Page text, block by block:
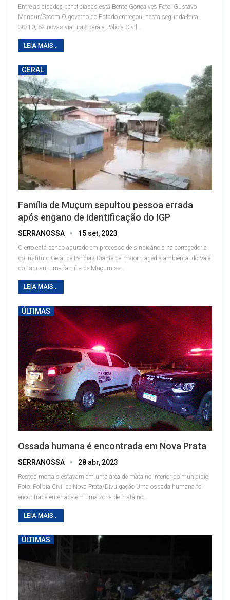
Entre as cidades beneficiadas está Bento Gonçalves Foto: Gustavo
Mansur/Secom O governo do Estado entregou, nesta segunda-feira,
30/10, 62 novas viaturas para a Polícia Civil …
LEIA MAIS...
GERAL
Família de Muçum sepultou pessoa errada
após engano de identificação do IGP
SERRANOSSA 15 set, 2023
O erro está sendo apurado em processo de sindicância na corregedoria
do Instituto-Geral de Perícias Diante da maior tragédia ambiental do Vale
do Taquari, uma família de Muçum se…
LEIA MAIS...
ÚLTIMAS
Ossada humana é encontrada em Nova Prata
SERRANOSSA 28 abr, 2023
Restos mortais estavam em uma área de mata no interior do município
Foto: Polícia Civil de Nova Prata/Divulgação Uma ossada humana foi
encontrada enterrada em uma zona de mata no
LEIA MAIS...
ÚLTIMAS